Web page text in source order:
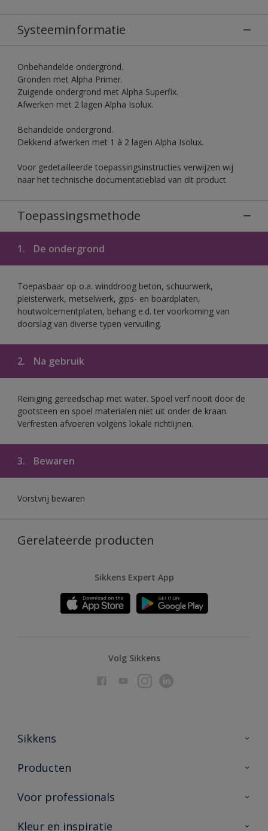
Systeeminformatie
Onbehandelde ondergrond.
Gronden met Alpha Primer.
Zuigende ondergrond met Alpha Superfix.
Afwerken met 2 lagen Alpha Isolux.
Behandelde ondergrond.
Dekkend afwerken met 1 à 2 lagen Alpha Isolux.
Voor gedetailleerde toepassingsinstructies verwijzen wij
naar het technische documentatieblad van dit product.
Toepassingsmethode
1. De ondergrond
Toepasbaar op o.a. winddroog beton, schuurwerk,
pleisterwerk, metselwerk, gips- en boardplaten,
houtwolcementplaten, behang e.d. ter voorkoming van
doorslag van diverse typen vervuiling.
2. Na gebruik
Reiniging gereedschap met water. Spoel verf nooit door de
gootsteen en spoel materialen niet uit onder de kraan.
Verfresten afvoeren volgens lokale richtlijnen.
3. Bewaren
Vorstvrij bewaren
Gerelateerde producten
Sikkens Expert App
Volg Sikkens
Sikkens
Over Sikkens
Duurzaamheid
Producten
Producten voor binnen
Vind je verkooppunt
Voor professionals
Advies & service
Kleur en inspiratie